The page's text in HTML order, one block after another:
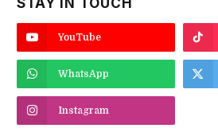
STAY IN TOUCH
YouTube
WhatsApp
Instagram